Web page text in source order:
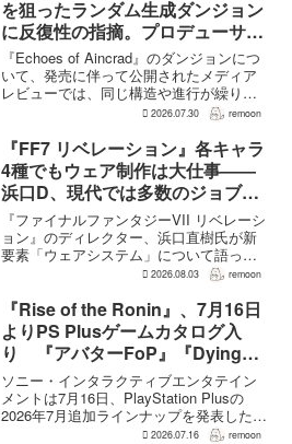
を狙ったランダム生成ダンジョン
に反復性の指摘。プロデューサー
は発売前に採用理由を説明
『Echoes of Aincrad』のダンジョンにつ
いて、発売に伴って公開されたメディア
レビューでは、同じ構造や進行が繰り返
されるとの評価が出ている。発売前の7月
は、ゲーム総合プロデューサーの二見鷹
介氏が...
2026.07.30 remoon
『FF7 リベレーション』各キャラ
4種でもウェア制作は大仕事――
浜口D、現代では多数のジョブを
1作に盛り込むのは極めて困難と
説明
『ファイナルファンタジーVII リベレーシ
ョン』のディレクター、浜口直樹氏が新
要素「ウェアシステム」について語っ
た。本作では8人のパーティキャラクター
が、キャラクター数が多いため、作業量
はかなりのものにな...
2026.08.03 remoon
『Rise of the Ronin』、7月16日
よりPS Plusゲームカタログ入
り 『アバターFoP』『Dying
Light』なども順次配信
ソニー・インタラクティブエンタテイン
メントは7月16日、PlayStation Plusの
2026年7月追加ラインナップを発表した。
幕末の日本を舞台とするTeam NINJAのオ
2026.07.16 remoon